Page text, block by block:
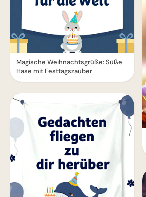
Magische Weihnachtsgrüße: Süße
Hase mit Festtagszauber